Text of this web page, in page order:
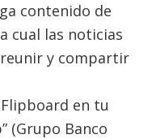
contenido de
cual las noticias
reunir y compartir
en tu
(Grupo Banco